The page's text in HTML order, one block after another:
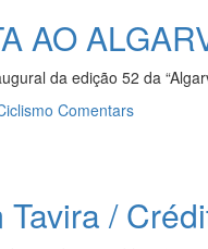
AO
da edição 52 da
Comentars
Tavira /